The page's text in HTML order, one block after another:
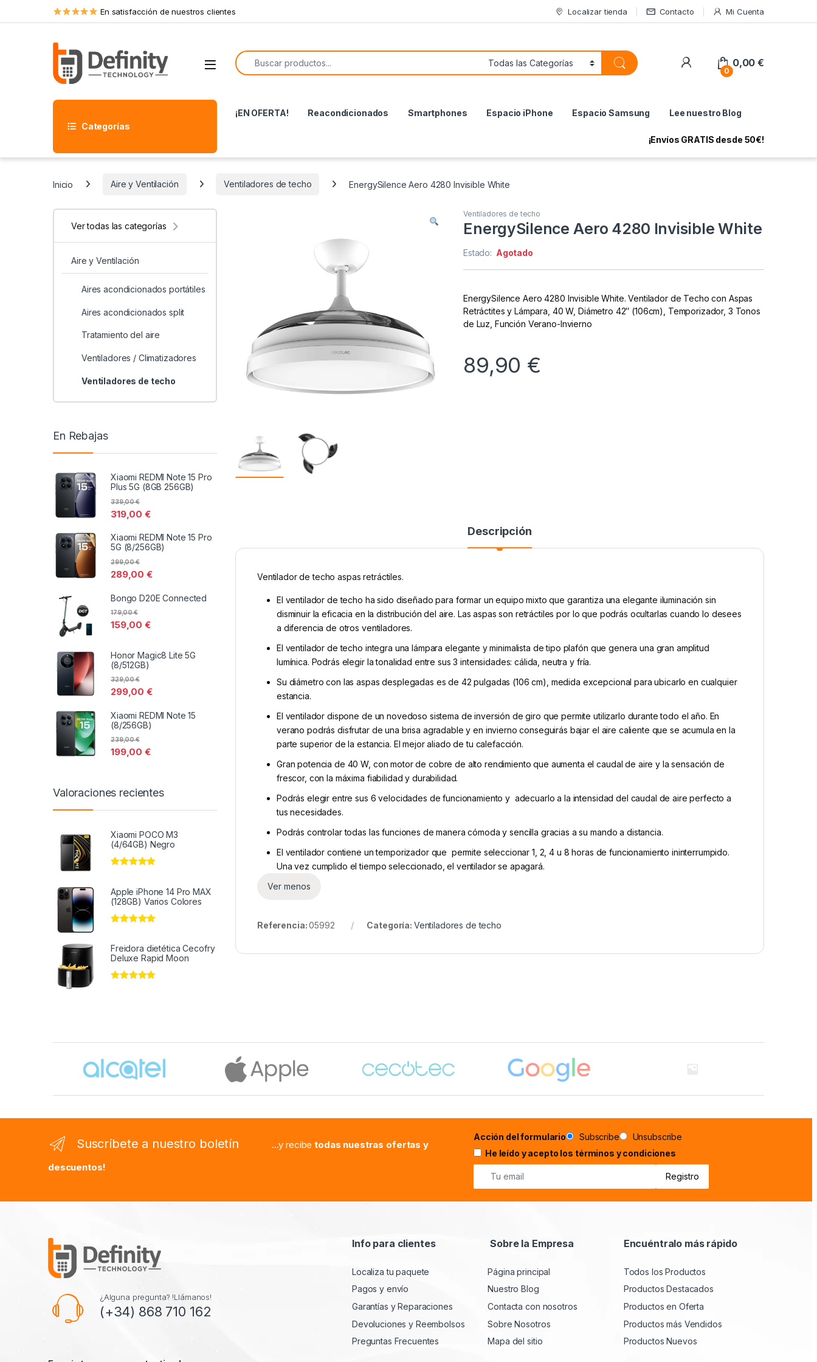
Skip to navigation
Skip to content En satisfacción de nuestros clientes Localizar tienda Contacto Mi Cuenta
Open
Search for:
My Account
0
0,00€
Categorías
¡EN OFERTA! Reacondicionados Smartphones Espacio iPhone Espacio Samsung Lee nuestro Blog
¡Envíos GRATIS desde 50€!
Inicio Aire y Ventilación Ventiladores de techo EnergySilence Aero 4280 Invisible White
Ventiladores de techo
EnergySilence Aero 4280 Invisible White
Estado: Agotado
EnergySilence Aero 4280 Invisible White. Ventilador de Techo con Aspas
Retráctites y Lámpara, 40 W, Diámetro 42″ (106cm), Temporizador, 3 Tonos
de Luz, Función Verano-Invierno
89,90 €
Descripción
Ventilador de techo aspas retráctiles.
El ventilador de techo ha sido diseñado para formar un equipo mixto que garantiza una elegante iluminación sin
disminuir la eficacia en la distribución del aire. Las aspas son retráctiles por lo que podrás ocultarlas cuando lo desees
a diferencia de otros ventiladores.
El ventilador de techo integra una lámpara elegante y minimalista de tipo plafón que genera una gran amplitud
lumínica. Podrás elegir la tonalidad entre sus 3 intensidades: cálida, neutra y fría.
Su diámetro con las aspas desplegadas es de 42 pulgadas (106 cm), medida excepcional para ubicarlo en cualquier
estancia.
El ventilador dispone de un novedoso sistema de inversión de giro que permite utilizarlo durante todo el año. En
verano podrás disfrutar de una brisa agradable y en invierno conseguirás bajar el aire caliente que se acumula en la
parte superior de la estancia. El mejor aliado de tu calefacción.
Gran potencia de 40 W, con motor de cobre de alto rendimiento que aumenta el caudal de aire y la sensación de
frescor, con la máxima fiabilidad y durabilidad.
Podrás elegir entre sus 6 velocidades de funcionamiento y adecuarlo a la intensidad del caudal de aire perfecto a
tus necesidades.
Podrás controlar todas las funciones de manera cómoda y sencilla gracias a su mando a distancia.
El ventilador contiene un temporizador que permite seleccionar 1, 2, 4 u 8 horas de funcionamiento ininterrumpido.
Una vez cumplido el tiempo seleccionado, el ventilador se apagará.
Ver menos
Referencia:05992 Categoría: Ventiladores de techo
Ver todas las categorías
Aire y Ventilación
Aires acondicionados portátiles
Aires acondicionados split
Tratamiento del aire
Ventiladores / Climatizadores
Ventiladores de techo
En Rebajas
Xiaomi REDMI Note 15 Pro
Plus 5G (8GB 256GB)
319,00€
339,00€
Xiaomi REDMI Note 15 Pro
5G (8/256GB)
289,00€
299,00€
Bongo D20E Connected
159,00€
179,00€
Honor Magic8 Lite 5G
(8/512GB)
299,00€
329,00€
Xiaomi REDMI Note 15
(8/256GB)
199,00€
239,00€
Valoraciones recientes
Xiaomi POCO M3
(4/64GB) Negro
Apple iPhone 14 Pro MAX
(128GB) Varios Colores
Freidora dietética Cecofry
Deluxe Rapid Moon
Suscríbete a nuestro boletín ...y recibetodas nuestras ofertas y
descuentos!
Acción del formulario Subscribe
Unsubscribe
He leído y acepto los términos y condiciones
¿Alguna pregunta? !Llámanos!
(+34) 868 710 162
Info para clientes
Localiza tu paquete
Pagos y envío
Garantías y Reparaciones
Devoluciones y Reembolsos
Preguntas Frecuentes
Sobre la Empresa
Página principal
Nuestro Blog
Contacta con nosotros
Sobre Nosotros
Mapa del sitio
Encuéntralo más rápido
Todos los Productos
Productos Destacados
Productos en Oferta
Productos más Vendidos
Productos Nuevos